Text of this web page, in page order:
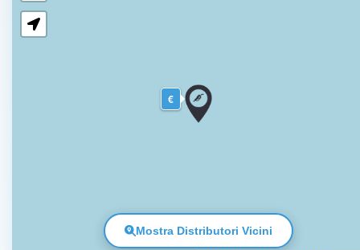
€
Mostra Distributori Vicini